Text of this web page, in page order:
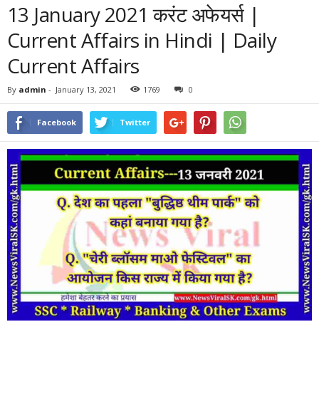
13 January 2021 करंट अफेयर्स |
Current Affairs in Hindi | Daily
Current Affairs
By admin - January 13, 2021 1769 0
Facebook Twitter